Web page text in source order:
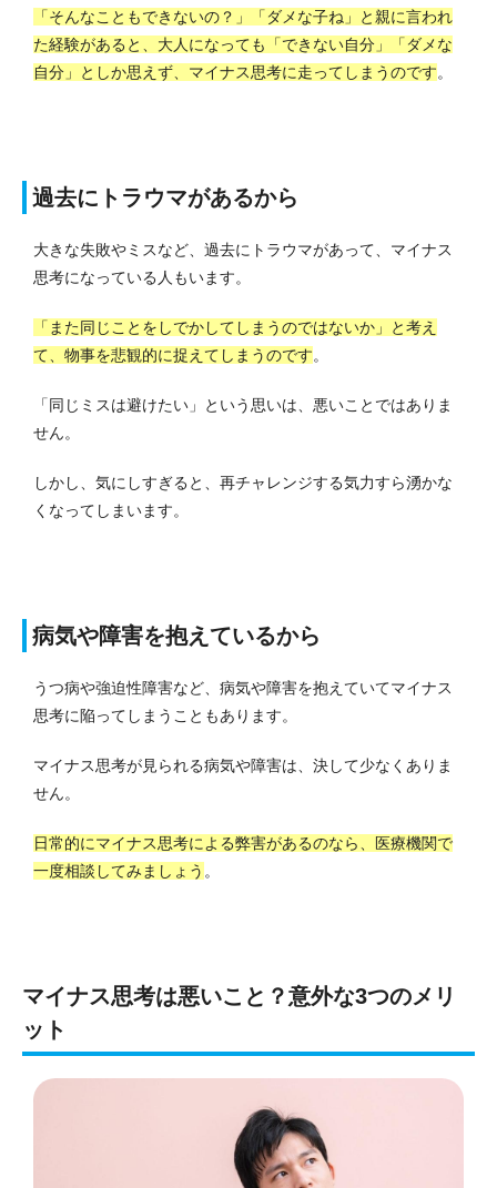
「そんなこともできないの？」「ダメな子ね」と親に言われ
た経験があると、大人になっても「できない自分」「ダメな
自分」としか思えず、マイナス思考に走ってしまうのです。
過去にトラウマがあるから
大きな失敗やミスなど、過去にトラウマがあって、マイナス
思考になっている人もいます。
「また同じことをしでかしてしまうのではないか」と考え
て、物事を悲観的に捉えてしまうのです。
「同じミスは避けたい」という思いは、悪いことではありま
せん。
しかし、気にしすぎると、再チャレンジする気力すら湧かな
くなってしまいます。
病気や障害を抱えているから
うつ病や強迫性障害など、病気や障害を抱えていてマイナス
思考に陥ってしまうこともあります。
マイナス思考が見られる病気や障害は、決して少なくありま
せん。
日常的にマイナス思考による弊害があるのなら、医療機関で
一度相談してみましょう 。
マイナス思考は悪いこと？意外な3つのメリ
ット